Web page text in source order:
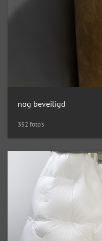
nog beveiligd
352 foto's